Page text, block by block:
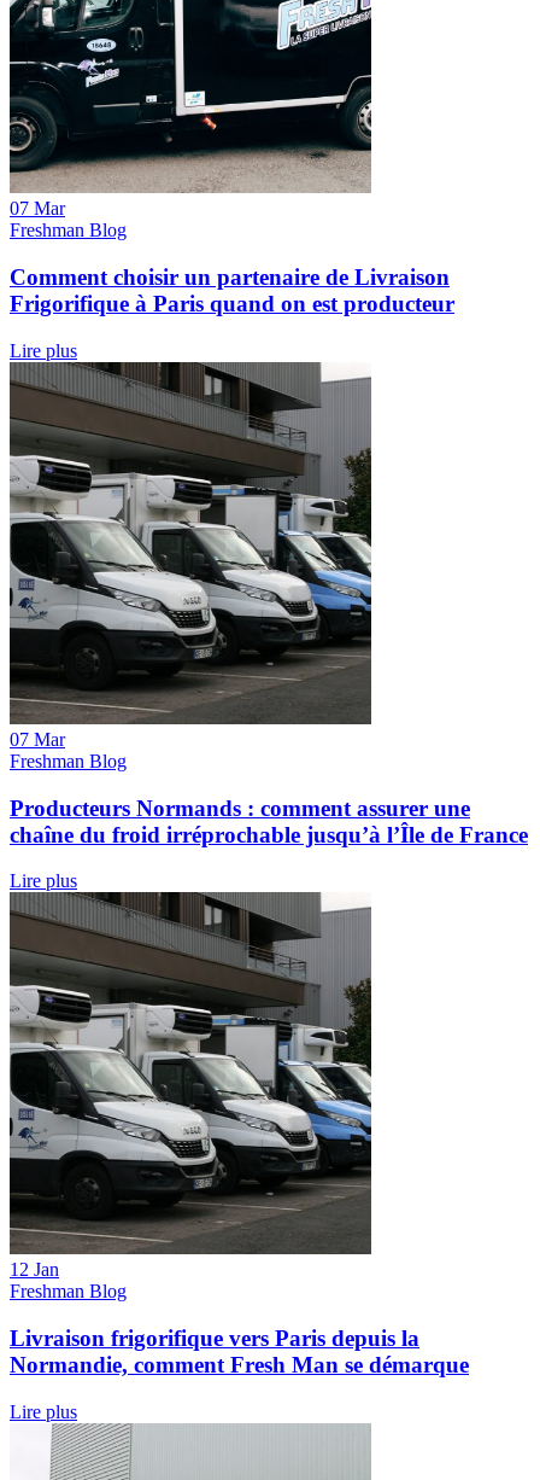
07 Mar
Freshman Blog
Comment choisir un partenaire de Livraison
Frigorifique à Paris quand on est producteur
Lire plus
07 Mar
Freshman Blog
Producteurs Normands : comment assurer une
chaîne du froid irréprochable jusqu’à l’Île de France
Lire plus
12 Jan
Freshman Blog
Livraison frigorifique vers Paris depuis la
Normandie, comment Fresh Man se démarque
Lire plus